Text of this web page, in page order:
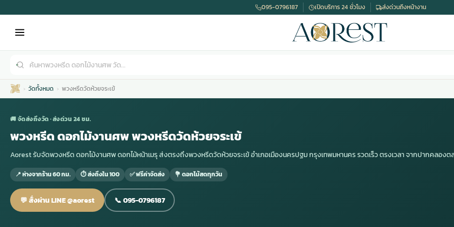
ดอกไม้หน้าศพ
ดอกไม้จัดงานศพ
พวงหรีด กรุงเทพ
พวงหรีดราคา
มรุ
น้าเมรุ
ไม้งานแต่ง
ไม้งานแต่ง ราคา
พวงหรีดพัดลม
พวงหรีดพัดลม ราคา
รับจัดงานศพ
รับจัดงานศพ ราคา
095-0796187 เปิดบริการ 24 ชั่วโมง ส่งด่วนถึงหน้างาน
วัดทั้งหมด พวงหรีดวัดห้วยจระเข้
🚚 จัดส่งถึงวัด · ส่งด่วน 24 ชม.
พวงหรีด ดอกไม้งานศพ พวงหรีดวัดห้วยจระเข้
Aorest รับจัดพวงหรีด ดอกไม้งานศพ ดอกไม้หน้าเมรุ ส่งตรงถึงพวงหรีดวัดห้วยจระเข้ อำเภอเมืองนครปฐม กรุงเทพมหานคร รวดเร็ว ตรงเวลา จากปากคลองต
📍 ห่างจากร้าน 60 กม. ⏱ ส่งถึงใน 100 ✅ ฟรีค่าจัดส่ง 💐 ดอกไม้สดทุกวัน
💬 สั่งผ่าน LINE @aorest 📞 095-0796187